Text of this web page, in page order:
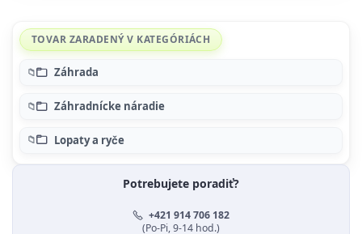
TOVAR ZARADENÝ V KATEGÓRIÁCH
Záhrada
Záhradnícke náradie
Lopaty a ryče
Potrebujete poradiť?
+421 914 706 182
(Po-Pi, 9-14 hod.)